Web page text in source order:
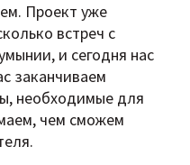
Проект уже
встреч с
и сегодня нас
заканчиваем
необходимые для
чем сможем